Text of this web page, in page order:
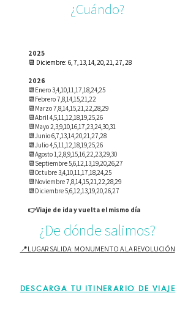
¿Cuándo?
2025
📆 Diciembre: 6, 7, 13, 14, 20, 21, 27, 28
2026
📆Enero 3,4,10,11,17,18,24,25
📆Febrero 7,8,14,15,21,22
​📆Marzo 7,8,14,15,21,22,28,29
📆Abril 4,5,11,12,18,19,25,26
📆Mayo 2,3,9,10,16,17,23,24,30,31
📆Junio 6,7,13,14,20,21,27,28
📆Julio 4,5,11,12,18,19,25,26
📆Agosto 1,2,8,9,15,16,22,23,29,30
📆Septiembre 5,6,12,13,19,20,26,27
📆Octubre 3,4,10,11,17,18,24,25
📆Noviembre 7,8,14,15,21,22,28,29
📆Diciembre 5,6,12,13,19,20,26,27
👉Viaje de ida y vuelta el mismo día
¿De dónde salimos?
📍LUGAR SALIDA: MONUMENTO A LA REVOLUCIÓN
DESCARGA TU ITINERARIO DE VIAJE